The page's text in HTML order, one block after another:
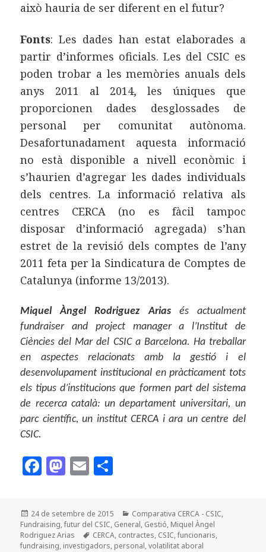
això hauria de ser diferent en el futur?
Fonts: Les dades han estat elaborades a
partir d’informes oficials. Les del CSIC es
poden trobar a les memòries anuals dels
anys 2011 al 2014, les úniques que
proporcionen dades desglossades de
personal per comunitat autònoma.
Desafortunadament aquesta informació
no està disponible a nivell econòmic i
s’haurien d’agregar les dades individuals
dels centres. La informació relativa als
centres CERCA (no es fàcil tampoc
disposar d’informació agregada) s’han
estret de la revisió dels comptes de l’any
2011 feta per la Sindicatura de Comptes de
Catalunya (informe 13/2013).
Miquel Àngel Rodriguez Ariasés actualment
fundraiser and project manager a l’Institut de
Ciències del Mar del CSIC a Barcelona. Ha treballar
en aspectes relacionats amb la gestió i el
desenvolupament institucional en pràcticament tots
els tipus d’institucions que formen part del sistema
de recerca català: un departament universitari, un
parc científic, un institut CERCA i ara un centre del
CSIC.
F
c
e
b
M
to
d
o
E
ai
l p
a
Publicat
el
24 de setembre de 2015 Categories
Comparativa CERCA - CSIC,
Fundraising,futur del CSIC, General, Gestió, Miquel Àngel
Rodriguez Arias
Etiquetes
CERCA, contractes, CSIC,funcionaris,
fundraising, investigadors, personal,volatilitat aboral